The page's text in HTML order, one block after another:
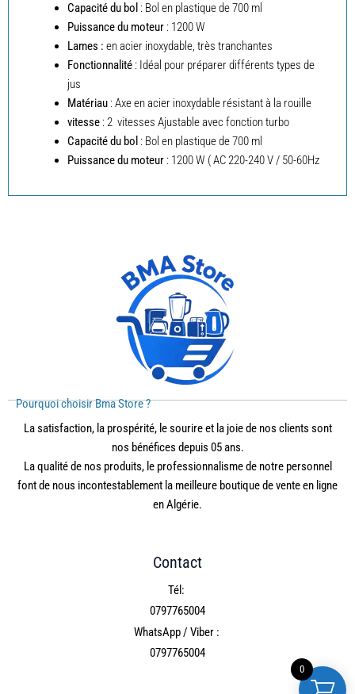
0
Capacité du bol : Bol en plastique de 700 ml
Puissance du moteur: 1200 W
Lames : en acier inoxydable, très tranchantes
Fonctionnalité: Idéal pour préparer différents types de
jus
Matériau: Axe en acier inoxydable résistant à la rouille
vitesse: 2 vitesses Ajustable avec fonction turbo
Capacité du bol : Bol en plastique de 700 ml
Puissance du moteur: 1200 W ( AC 220-240 V / 50-60Hz
Pourquoi choisir Bma Store ?
La satisfaction, la prospérité, le sourire et la joie de nos clients sont
nos bénéfices depuis 05 ans.
La qualité de nos produits, le professionnalisme de notre personnel
font de nous incontestablement la meilleure boutique de vente en ligne
en Algérie.
Contact
Tél:
0797765004
WhatsApp / Viber :
0797765004